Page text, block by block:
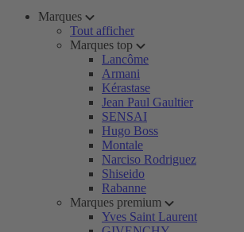
Marques
Tout afficher
Marques top
Lancôme
Armani
Kérastase
Jean Paul Gaultier
SENSAI
Hugo Boss
Montale
Narciso Rodriguez
Shiseido
Rabanne
Marques premium
Yves Saint Laurent